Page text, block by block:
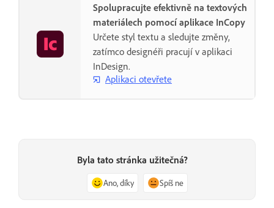
Spolupracujte efektivně na textových
materiálech pomocí aplikace InCopy
Určete styl textu a sledujte změny,
zatímco designéři pracují v aplikaci
InDesign.
Aplikaci otevřete
Byla tato stránka užitečná?
Ano, díky Spíš ne